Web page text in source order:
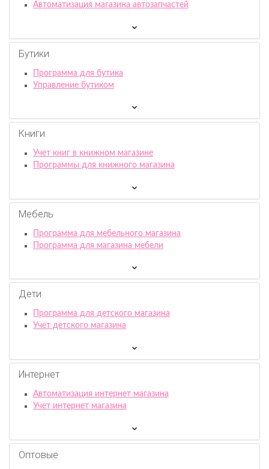
Автоматизация магазина автозапчастей
Бутики
Программа для бутика
Управление бутиком
Книги
Учет книг в книжном магазине
Программы для книжного магазина
Мебель
Программа для мебельного магазина
Программа для магазина мебели
Дети
Программа для детского магазина
Учет детского магазина
Интернет
Автоматизация интернет магазина
Учет интернет магазина
Оптовые